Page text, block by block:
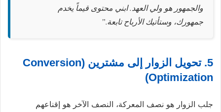
والجمهور هو ولي العهد. ابني محتوى قيماً يخدم
جمهورك، وستأتيك الأرباح تابعة.”
5. تحويل الزوار إلى مشترين (Conversion
Optimization)
جلب الزوار هو نصف المعركة، النصف الآخر هو إقناعهم